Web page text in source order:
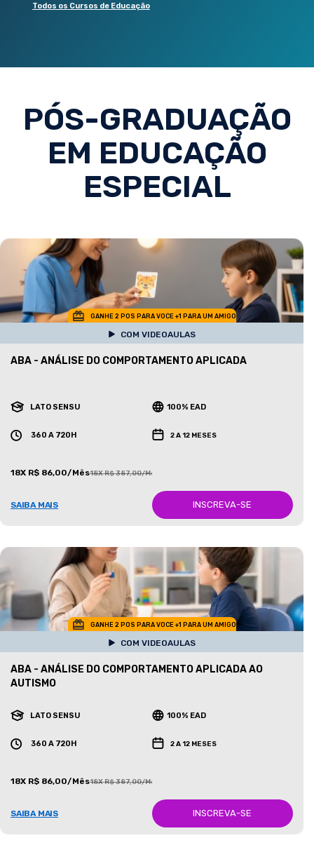
Todos os Cursos de Educação
PÓS-GRADUAÇÃO
EM EDUCAÇÃO
ESPECIAL
GANHE 2 POS PARA VOCE +1 PARA UM AMIGO
COM VIDEOAULAS
ABA - ANÁLISE DO COMPORTAMENTO APLICADA
LATO SENSU 100% EAD
360 A 720H 2 A 12 MESES
18X R$ 86,00/Mês18X R$ 387,00/Mês
SAIBA MAIS INSCREVA-SE
GANHE 2 POS PARA VOCE +1 PARA UM AMIGO
COM VIDEOAULAS
ABA - ANÁLISE DO COMPORTAMENTO APLICADA AO
AUTISMO
LATO SENSU 100% EAD
360 A 720H 2 A 12 MESES
18X R$ 86,00/Mês18X R$ 387,00/Mês
SAIBA MAIS INSCREVA-SE